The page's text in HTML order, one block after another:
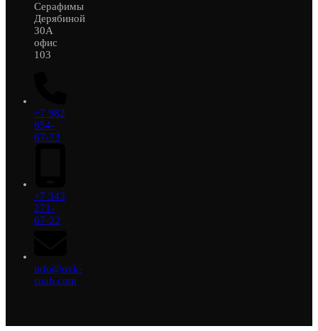
Серафимы
Дерябиной
30А
офис
103
+7 982
654-
67-73
+7 343
271-
67-22
info@ovk-
snab.com